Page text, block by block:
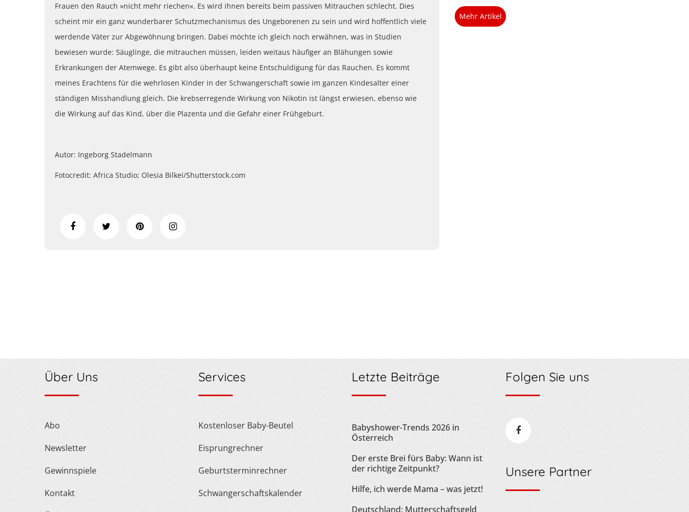
Frauen den Rauch »nicht mehr riechen«. Es wird ihnen bereits beim passiven Mitrauchen schlecht. Dies
scheint mir ein ganz wunderbarer Schutzmechanismus des Ungeborenen zu sein und wird hoffentlich viele
werdende Väter zur Abgewöhnung bringen. Dabei möchte ich gleich noch erwähnen, was in Studien
bewiesen wurde: Säuglinge, die mitrauchen müssen, leiden weitaus häufiger an Blähungen sowie
Erkrankungen der Atemwege. Es gibt also überhaupt keine Entschuldigung für das Rauchen. Es kommt
meines Erachtens für die wehrlosen Kinder in der Schwangerschaft sowie im ganzen Kindesalter einer
ständigen Misshandlung gleich. Die krebserregende Wirkung von Nikotin ist längst erwiesen, ebenso wie
die Wirkung auf das Kind, über die Plazenta und die Gefahr einer Frühgeburt.
Autor: Ingeborg Stadelmann
Fotocredit: Africa Studio; Olesia Bilkei/Shutterstock.com
Mehr Artikel
Über Uns
Abo
Newsletter
Gewinnspiele
Kontakt
Services
Kostenloser Baby-Beutel
Eisprungrechner
Geburtsterminrechner
Schwangerschaftskalender
Letzte Beiträge
Babyshower-Trends 2026 in
Österreich
Der erste Brei fürs Baby: Wann ist
der richtige Zeitpunkt?
Hilfe, ich werde Mama – was jetzt!
Deutschland: Mutterschaftsgeld
Folgen Sie uns
Unsere Partner